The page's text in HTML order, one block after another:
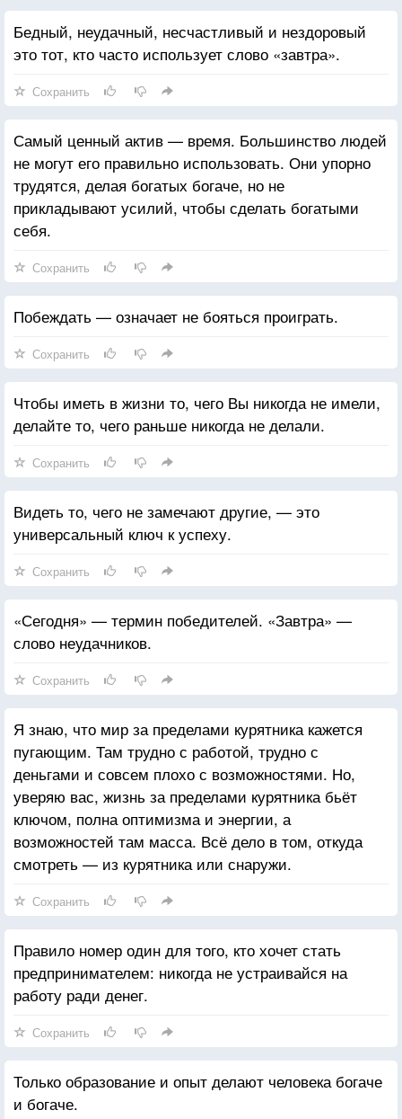
Бедный, неудачный, несчастливый и нездоровый
это тот, кто часто использует слово «завтра».
Сохранить
Самый ценный актив — время. Большинство людей
не могут его правильно использовать. Они упорно
трудятся, делая богатых богаче, но не
прикладывают усилий, чтобы сделать богатыми
себя.
Сохранить
Побеждать — означает не бояться проиграть.
Сохранить
Чтобы иметь в жизни то, чего Вы никогда не имели,
делайте то, чего раньше никогда не делали.
Сохранить
Видеть то, чего не замечают другие, — это
универсальный ключ к успеху.
Сохранить
«Сегодня» — термин победителей. «Завтра» —
слово неудачников.
Сохранить
Я знаю, что мир за пределами курятника кажется
пугающим. Там трудно с работой, трудно с
деньгами и совсем плохо с возможностями. Но,
уверяю вас, жизнь за пределами курятника бьёт
ключом, полна оптимизма и энергии, а
возможностей там масса. Всё дело в том, откуда
смотреть — из курятника или снаружи.
Сохранить
Правило номер один для того, кто хочет стать
предпринимателем: никогда не устраивайся на
работу ради денег.
Сохранить
Только образование и опыт делают человека богаче
и богаче.